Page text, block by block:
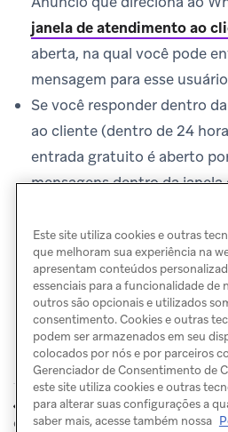
janela de atendimento ao
aberta, na qual você pode
mensagem para esse
Se você responder dentro
ao cliente (dentro de 24
entrada gratuito é aberto
mensagens dentro da janela
Mensagens de resposta são
ANTERIORModelos de
carrossel
Este site utiliza cookies e outras
que melhoram sua experiência na
apresentam conteúdos
essenciais para a funcionalidade de
outros são opcionais e utilizados
consentimento. Cookies e outras
podem ser armazenados em seu
colocados por nós e por parceiros
Gerenciador de Consentimento de
este site utiliza cookies e outras
para alterar suas configurações a
saber mais, acesse também nossa